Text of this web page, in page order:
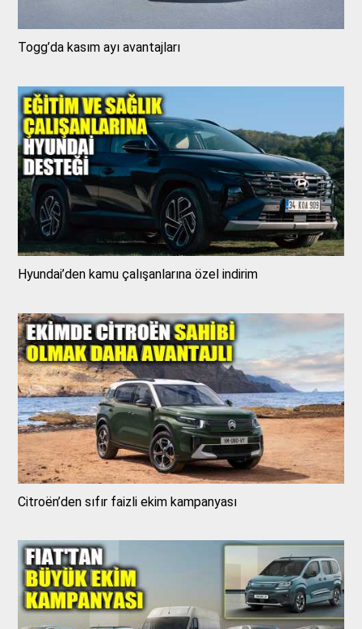
Togg’da kasım ayı avantajları
Hyundai’den kamu çalışanlarına özel indirim
Citroën’den sıfır faizli ekim kampanyası